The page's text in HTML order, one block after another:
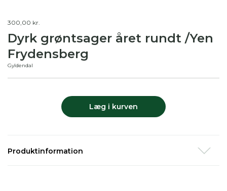
300,00 kr.
Dyrk grøntsager året rundt /Yen
Frydensberg
Gyldendal
Læg i kurven
Produktinformation